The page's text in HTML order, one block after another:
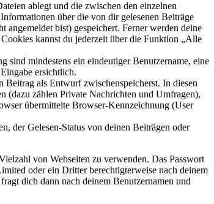
ablegt und die zwischen den einzelnen
über die von dir gelesenen Beiträge
angemeldet bist) gespeichert. Ferner werden deine
kannst du jederzeit über die Funktion „Alle
sind mindestens ein eindeutiger Benutzername, eine
ersichtlich.
Beitrag als Entwurf zwischenspeicherst. In diesen
(dazu zählen Private Nachrichten und Umfragen),
übermittelte Browser-Kennzeichnung (User
der Gelesen-Status von deinen Beiträgen oder
von Webseiten zu verwenden. Das Passwort
oder ein Dritter berechtigterweise nach deinem
dich dann nach deinem Benutzernamen und